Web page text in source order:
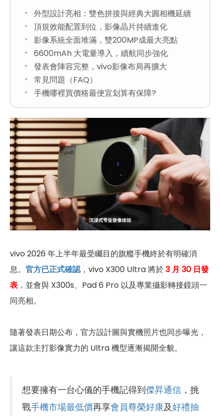
外型設計亮相：雙色拼接與經典大圓相機延續
頂規效能配置到位，影像晶片持續進化
影像系統全面堆滿，雙200MP成最大亮點
6600mAh 大電量導入，續航同步強化
發表會陣容完整，vivo影像布局再擴大
常見問題（FAQ）
手機哪裡買價格最便宜划算有保障?
vivo 2026 年上半年最受矚目的旗艦手機終於有明確消
息。 官方已正式確認，vivo X300 Ultra 將於3 月 30 日發
表 ，並會與 X300s、Pad 6 Pro 以及專業攝影轉接鏡頭一
同亮相。
隨著發表日期公布，官方設計圖與實機照片也同步曝光，
讓這款主打影像實力的 Ultra 機型逐漸揭開全貌。
想要擁有一台心儀的手機記得到傑昇通信 ，挑
戰手機市場最低價再享會員尊榮好康及好禮抽